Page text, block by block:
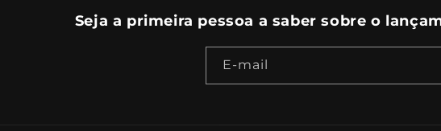
Seja a primeira pessoa a saber sobre o
E-mail